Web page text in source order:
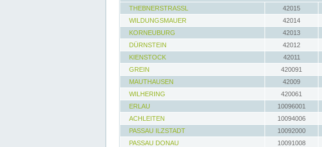
THEBNERSTRASSL
42015
WILDUNGSMAUER
42014
KORNEUBURG
42013
DÜRNSTEIN
42012
KIENSTOCK
42011
GREIN
420091
MAUTHAUSEN
42009
WILHERING
420061
ERLAU
10096001
ACHLEITEN
10094006
PASSAU ILZSTADT
10092000
PASSAU DONAU
10091008